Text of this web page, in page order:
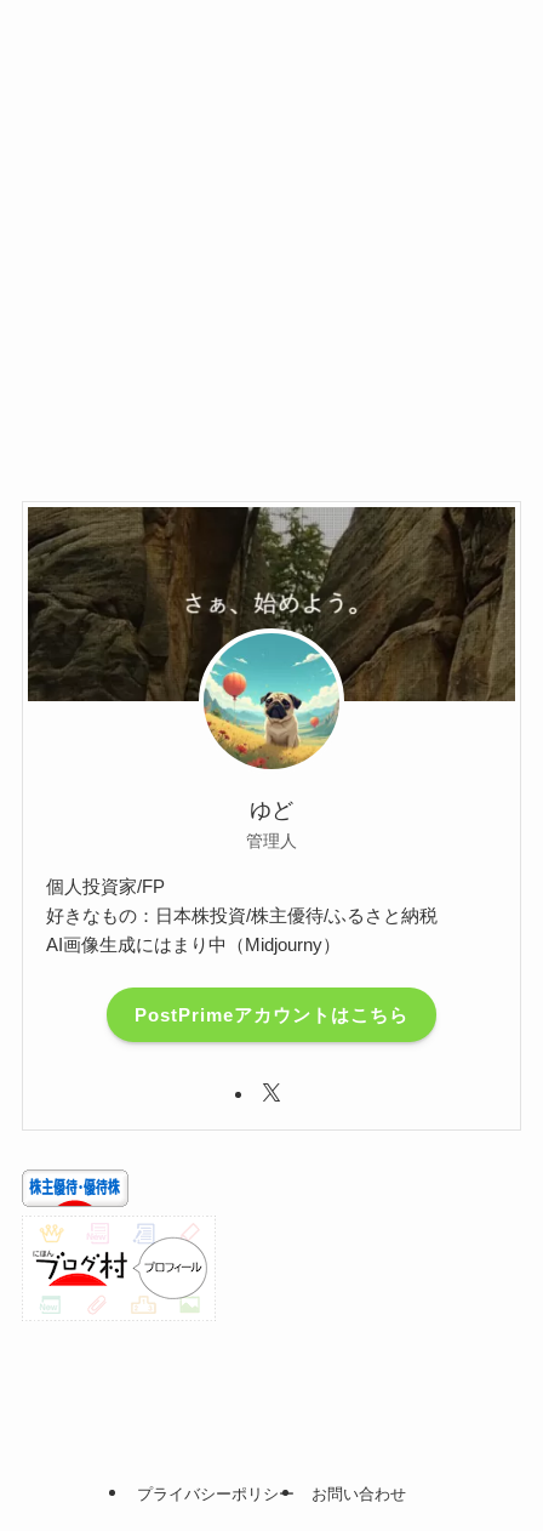
ゆど
管理人
個人投資家/FP
好きなもの：日本株投資/株主優待/ふるさと納税
AI画像生成にはまり中（Midjourny）
PostPrimeアカウントはこちら
プライバシーポリシー お問い合わせ